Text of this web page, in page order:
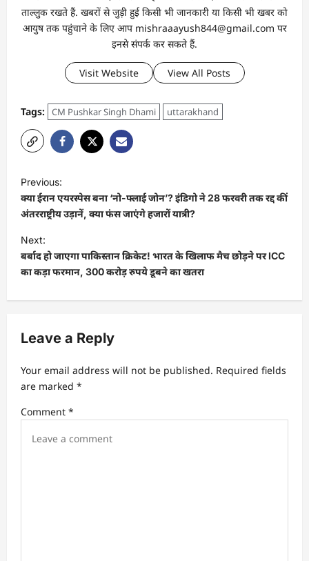
ताल्लुक रखते हैं. खबरों से जुड़ी हुई किसी भी जानकारी या किसी भी खबर को
आयुष तक पहुंचाने के लिए आप mishraaayush844@gmail.com पर
इनसे संपर्क कर सकते हैं.
Visit Website View All Posts
Tags: CM Pushkar Singh Dhami uttarakhand
Previous:
क्या ईरान एयरस्पेस बना ‘नो-फ्लाई जोन’? इंडिगो ने 28 फरवरी तक रद्द कीं
अंतरराष्ट्रीय उड़ानें, क्या फंस जाएंगे हजारों यात्री?
Next:
बर्बाद हो जाएगा पाकिस्तान क्रिकेट! भारत के खिलाफ मैच छोड़ने पर ICC
का कड़ा फरमान, 300 करोड़ रुपये डूबने का खतरा
Leave a Reply
Your email address will not be published. Required fields
are marked *
Comment *